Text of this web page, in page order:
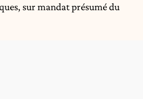
sur mandat présumé du